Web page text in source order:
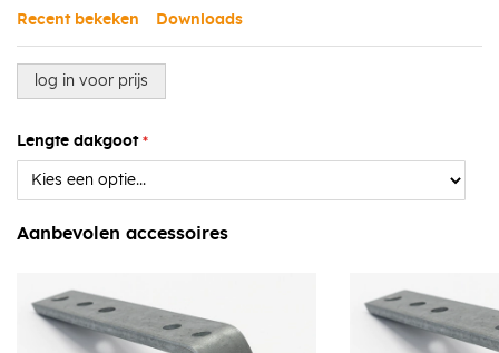
Recent bekeken
Downloads
log in voor prijs
Lengte dakgoot
Aanbevolen accessoires